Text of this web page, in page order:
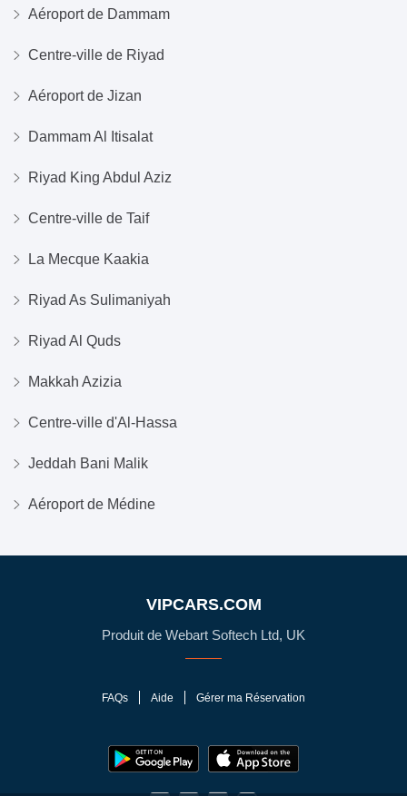
Aéroport de Dammam
Centre-ville de Riyad
Aéroport de Jizan
Dammam Al Itisalat
Riyad King Abdul Aziz
Centre-ville de Taif
La Mecque Kaakia
Riyad As Sulimaniyah
Riyad Al Quds
Makkah Azizia
Centre-ville d'Al-Hassa
Jeddah Bani Malik
Aéroport de Médine
VIPCARS.COM
Produit de Webart Softech Ltd, UK
FAQs Aide Gérer ma Réservation